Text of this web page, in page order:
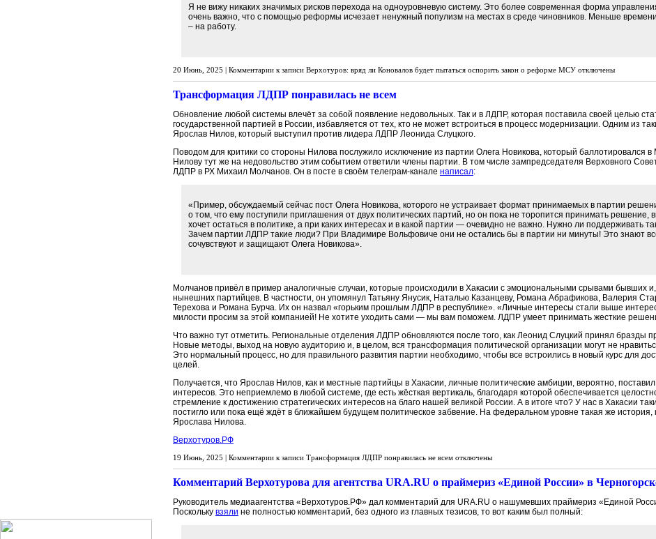
Я не вижу никаких значимых рисков перехода на одноуровневую систему. Это более современная форма
очень важно, что с помощью реформы исчезает ненужный популизм на местах в среде чиновников. Меньше
– на работу.
20 Июнь, 2025 | Комментарии к записи Верхотуров: вряд ли Коновалов будет пытаться оспорить закон о реформе МСУ отключены
Трансформация ЛДПР понравилась не всем
Обновление любой системы влечёт за собой появление недовольных. Так и в ЛДПР, которая поставила своей целью
государственной партией в России, избавляется от тех, кто не может встроиться в процесс модернизации. Одним из
Ярослав Нилов, который выступил против лидера ЛДПР Леонида Слуцкого.
Поводом для критики со стороны Нилова послужило исключение из партии Олега Новикова, который баллотировался
Нилову тут же на недовольство этим событием ответили члены партии. В том числе зампредседателя Верховного
ЛДПР в РХ Михаил Молчанов. Он в посте в своём телеграм-канале написал:
«Пример, обсуждаемый сейчас пост Олега Новикова, которого не устраивает формат принимаемых в партии
о том, что ему поступили приглашения от двух политических партий, но он пока не торопится принимать решение,
хочет остаться в политике, а при каких интересах и в какой партии — очевидно не важно. Нужно ли поддерживать
Зачем партии ЛДПР такие люди? При Владимире Вольфовиче они не остались бы в партии ни минуты! Это знают
сочувствуют и защищают Олега Новикова».
Молчанов привёл в пример аналогичные случаи, которые происходили в Хакасии с эмоциональными срывами бывших
нынешних партийцев. В частности, он упомянул Татьяну Янусик, Наталью Казанцеву, Романа Абрафикова, Валерия
Терехова и Романа Бурча. Их он назвал «горьким прошлым ЛДПР в республике». «Личные интересы стали выше
милости просим за этой компанией! Не хотите уходить сами — мы вам поможем. ЛДПР умеет принимать жесткие
Что важно тут отметить. Региональные отделения ЛДПР обновляются после того, как Леонид Слуцкий принял бразды
Новые методы, выход на новую аудиторию и, в целом, вся трансформация политической организации могут не
Это нормальный процесс, но для правильного развития партии необходимо, чтобы все встроились в новый курс для
целей.
Получается, что Ярослав Нилов, как и местные партийцы в Хакасии, личные политические амбиции, вероятно,
интересов. Это неприемлемо в любой системе, где есть жёсткая вертикаль, благодаря которой обеспечивается
стремление к достижению стратегических интересов на благо нашей великой России. А в итоге что? У нас в Хакасии
постигло или пока ещё ждёт в ближайшем будущем политическое забвение. На федеральном уровне такая же история,
Ярослава Нилова.
Верхотуров.РФ
19 Июнь, 2025 | Комментарии к записи Трансформация ЛДПР понравилась не всем отключены
Комментарий Верхотурова для агентства URA.RU о праймериз «Единой России» в
Руководитель медиаагентства «Верхотуров.РФ» дал комментарий для URA.RU о нашумевших праймериз «Единой
Поскольку взяли не полностью комментарий, без одного из главных тезисов, то вот каким был полный: